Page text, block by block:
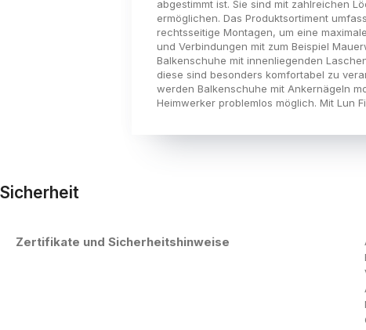
abgestimmt ist. Sie sind mit zahlreichen
ermöglichen. Das Produktsortiment
rechtsseitige Montagen, um eine
und Verbindungen mit zum Beispiel
Balkenschuhe mit innenliegenden
diese sind besonders komfortabel zu
werden Balkenschuhe mit Ankernägeln
Heimwerker problemlos möglich. Mit Lun
Sicherheit
Zertifikate und Sicherheitshinweise